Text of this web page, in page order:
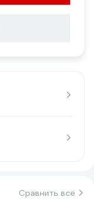
Сравнить все